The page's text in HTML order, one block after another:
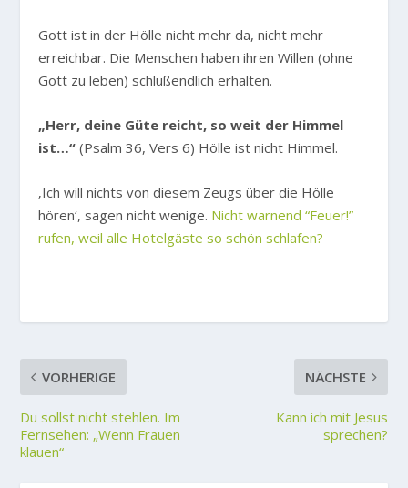
Gott ist in der Hölle nicht mehr da, nicht mehr
erreichbar. Die Menschen haben ihren Willen (ohne
Gott zu leben) schlußendlich erhalten.
„Herr, deine Güte reicht, so weit der Himmel
ist…“ (Psalm 36, Vers 6) Hölle ist nicht Himmel.
‚Ich will nichts von diesem Zeugs über die Hölle
hören‘, sagen nicht wenige. Nicht warnend “Feuer!”
rufen, weil alle Hotelgäste so schön schlafen?
VORHERIGE
Du sollst nicht stehlen. Im
Fernsehen: „Wenn Frauen
klauen“
NÄCHSTE
Kann ich mit Jesus
sprechen?